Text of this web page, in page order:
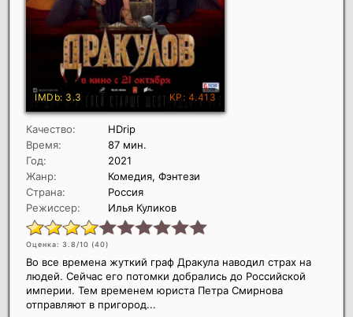
Качество:
HDrip
Время:
87 мин.
Год:
2021
Жанр:
Комедия, Фэнтези
Страна:
Россия
Режиссер:
Илья Куликов
Оценка: 3.8/10 (40)
Во все времена жуткий граф Дракула наводил страх на
людей. Сейчас его потомки добрались до Российской
империи. Тем временем юриста Петра Смирнова
отправляют в пригород...